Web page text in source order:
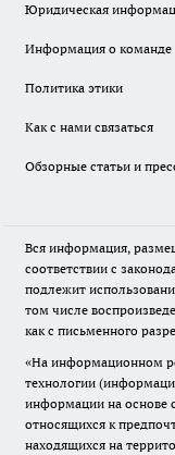
Юридическая
Информация о команде
Политика этики
Как с нами связаться
Обзорные статьи и
Вся информация,
соответствии с
подлежит
том числе
как с письменного
«На информационном
технологии
информации на основе
относящихся к
находящихся на